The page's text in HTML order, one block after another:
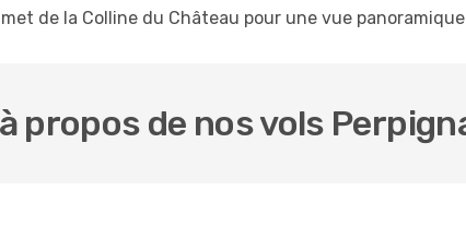
de la Colline du Château pour une vue
propos de nos vols